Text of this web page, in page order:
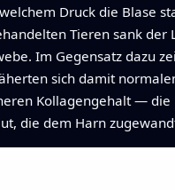
Druck die Blase
Tieren sank der
Im Gegensatz dazu
sich damit
Kollagengehalt —
die dem Harn